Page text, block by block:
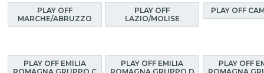
PLAY OFF
MARCHE/ABRUZZO
PLAY OFF
LAZIO/MOLISE
PLAY OFF
PLAY OFF EMILIA
PLAY OFF EMILIA
PLAY OFF